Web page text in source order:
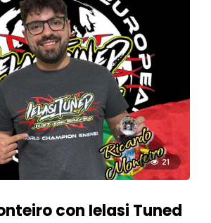
21
con Ielasi Tuned